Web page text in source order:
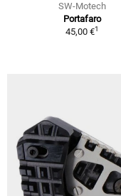
SW-Motech
Portafaro
45,00 €1